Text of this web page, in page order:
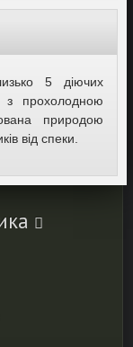
5 діючих
з прохолодною
природою
від спеки.